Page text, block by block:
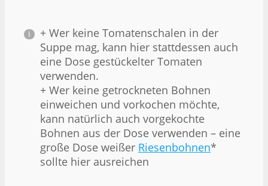
+ Wer keine Tomatenschalen in der
Suppe mag, kann hier stattdessen auch
eine Dose gestückelter Tomaten
verwenden.
+ Wer keine getrockneten Bohnen
einweichen und vorkochen möchte,
kann natürlich auch vorgekochte
Bohnen aus der Dose verwenden – eine
große Dose weißer Riesenbohnen*
sollte hier ausreichen